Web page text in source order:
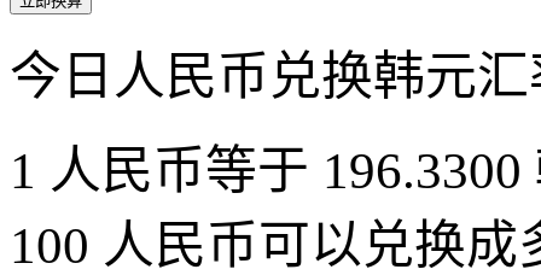
今日人民币兑换韩元
1 人民币等于
100 人民币可以兑换成